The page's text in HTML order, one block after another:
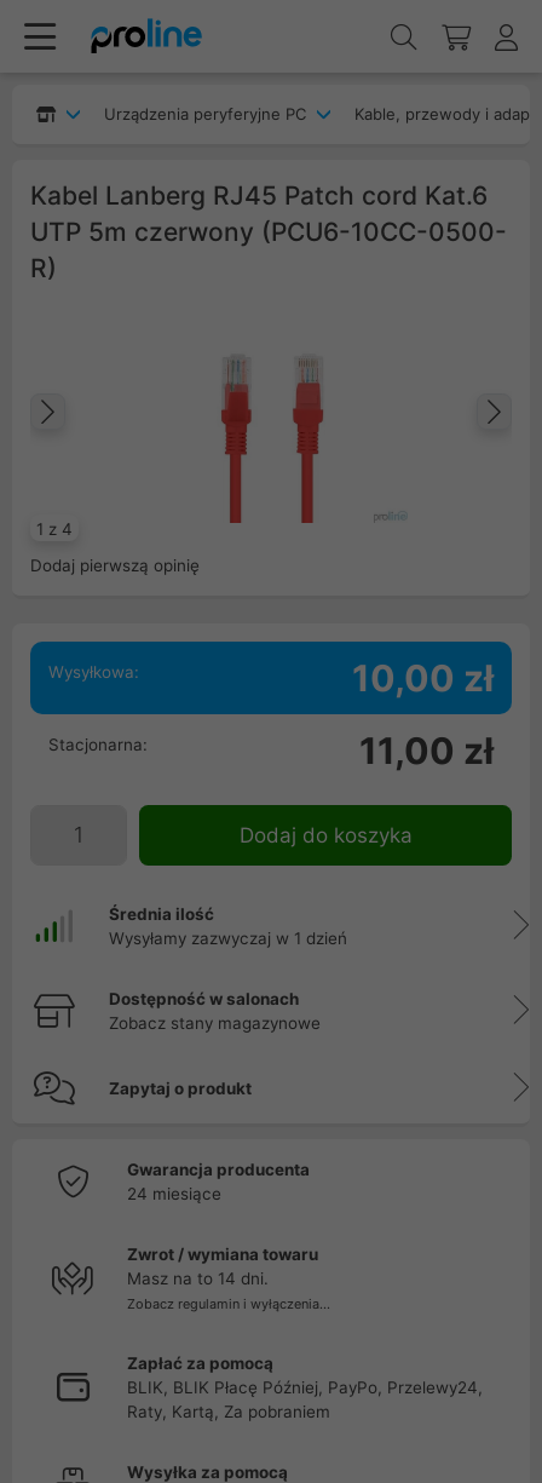
Urządzenia peryferyjne PC Kable, przewody i
Kabel Lanberg RJ45 Patch cord Kat.6
UTP 5m czerwony (PCU6-10CC-0500-
R)
1 z 4
Poprzedni
Dodaj pierwszą opinię
Wysyłkowa: 10,00 zł
Stacjonarna: 11,00 zł
Dodaj do koszyka
Średnia ilość
Wysyłamy zazwyczaj w 1 dzień
Dostępność w salonach
Zobacz stany magazynowe
Zapytaj o produkt
Gwarancja producenta
24 miesiące
Zwrot / wymiana towaru
Masz na to 14 dni.
Zobacz regulamin i wyłączenia...
Zapłać za pomocą
BLIK, BLIK Płacę Później, PayPo, Przelewy24,
Raty, Kartą, Za pobraniem
Wysyłka za pomocą